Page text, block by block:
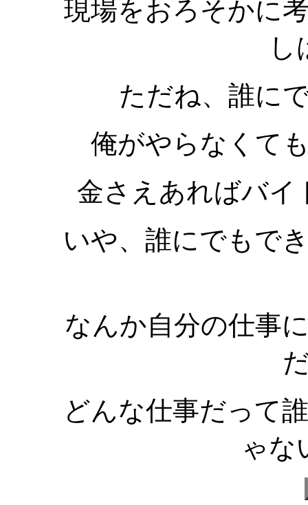
現場をおろそかに
し
ただね、誰に
俺がやらなくて
金さえあればバイ
いや、誰にでもで
なんか自分の仕事
どんな仕事だって
ゃな